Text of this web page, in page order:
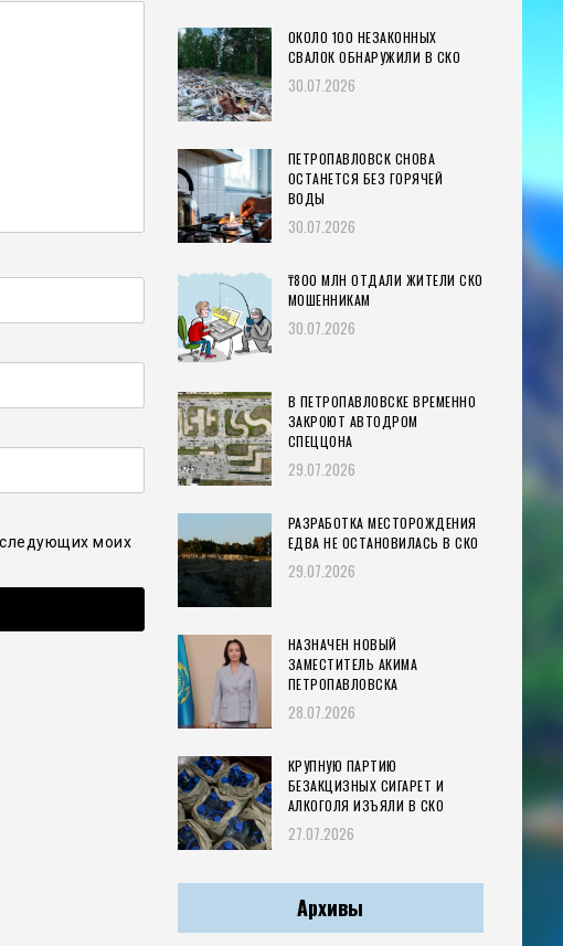
моих
ОКОЛО 100 НЕЗАКОННЫХ
СВАЛОК ОБНАРУЖИЛИ В СКО
30.07.2026
ПЕТРОПАВЛОВСК СНОВА
ОСТАНЕТСЯ БЕЗ ГОРЯЧЕЙ
ВОДЫ
30.07.2026
₸800 МЛН ОТДАЛИ ЖИТЕЛИ СКО
МОШЕННИКАМ
30.07.2026
В ПЕТРОПАВЛОВСКЕ ВРЕМЕННО
ЗАКРОЮТ АВТОДРОМ
СПЕЦЦОНА
29.07.2026
РАЗРАБОТКА МЕСТОРОЖДЕНИЯ
ЕДВА НЕ ОСТАНОВИЛАСЬ В СКО
29.07.2026
НАЗНАЧЕН НОВЫЙ
ЗАМЕСТИТЕЛЬ АКИМА
ПЕТРОПАВЛОВСКА
28.07.2026
КРУПНУЮ ПАРТИЮ
БЕЗАКЦИЗНЫХ СИГАРЕТ И
АЛКОГОЛЯ ИЗЪЯЛИ В СКО
27.07.2026
Архивы